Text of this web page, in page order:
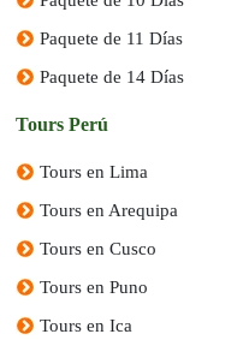
Paquete de 11 Días
Paquete de 14 Días
Tours Perú
Tours en Lima
Tours en Arequipa
Tours en Cusco
Tours en Puno
Tours en Ica